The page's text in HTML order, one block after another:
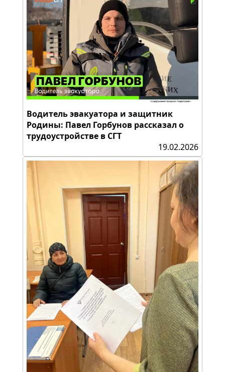
Водитель эвакуатора и защитник
Родины: Павел Горбунов рассказал о
трудоустройстве в СГТ
19.02.2026